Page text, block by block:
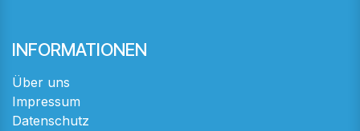
INFORMATIONEN
Über uns
Impressum
Datenschutz